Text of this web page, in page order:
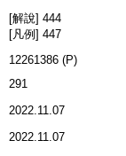
[解說] 444
[凡例] 447
12261386 (P)
291
2022.11.07
2022.11.07